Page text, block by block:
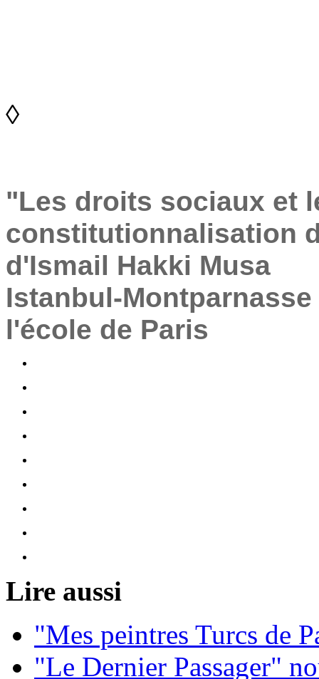
◊
"Les droits sociaux et
constitutionnalisation
d'Ismail Hakki Musa
Istanbul-
l'école de Paris
Lire aussi
"Mes peintres Turcs de
"Le Dernier Passager"